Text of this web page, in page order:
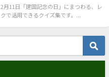
2月11日「建国記念の日」にまつわる、レ
クで活用できるクイズ集です。...